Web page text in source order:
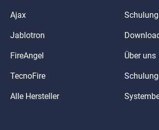
Ajax
Jablotron
FireAngel
TecnoFire
Alle Hersteller
Über uns